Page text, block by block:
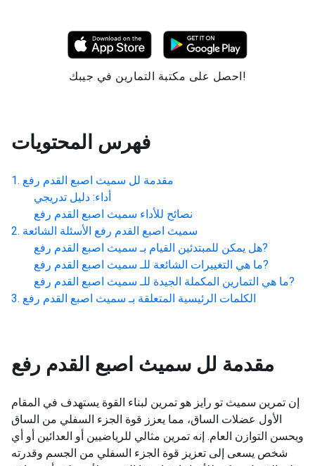
احصل على مكتبة التمارين في جيبك!
فهرس المحتويات
مقدمة لل سميث اصبع القدم رفع
أداء: دليل تدريجي
نصائح للأداء سميث اصبع القدم رفع
سميث اصبع القدم رفع الأسئلة الشائعة
هل يمكن للمبتدئين القيام بـ سميث اصبع القدم رفع
?
ما هي التغييرات الشائعة للـ سميث اصبع القدم رفع
?
ما هي التمارين المكملة الجيدة للـ سميث اصبع القدم رفع
?
الكلمات الرئيسية المتعلقة بـ سميث اصبع القدم رفع
مقدمة لل سميث اصبع القدم رفع
إن تمرين سميث تو رايز هو تمرين لبناء القوة يستهدف في المقام
الأول عضلات الساق، مما يعزز قوة الجزء السفلي من الساق
ويحسن التوازن العام. إنه تمرين مثالي للرياضيين أو العدائين أو أي
شخص يسعى إلى تعزيز قوة الجزء السفلي من الجسم وقدرته